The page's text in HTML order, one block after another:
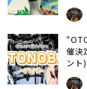
催決
ント)